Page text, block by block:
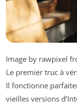
Image by rawpixel
Le premier truc à
Il fonctionne
vieilles versions